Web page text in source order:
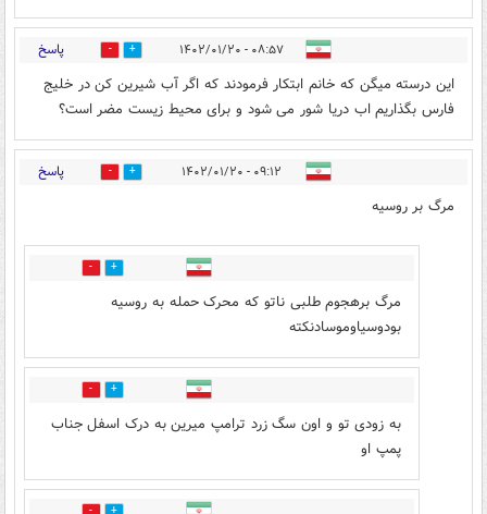
۰۸:۵۷ - ۱۴۰۲/۰۱/۲۰ 2 پاسخ
این درسته میگن که خانم ابتکار فرمودند که اگر آب شیرین کن در خلیج
فارس بگذاریم اب دریا شور می شود و برای محیط زیست مضر است؟
۰۹:۱۲ - ۱۴۰۲/۰۱/۲۰ 6 پاسخ
مرگ بر روسیه
6
مرگ برهجوم طلبی ناتو که محرک حمله به روسیه
بودوسیاوموسادنکته
5
به زودی تو و اون سگ زرد ترامپ میرین به درک اسفل جناب
پمپ او